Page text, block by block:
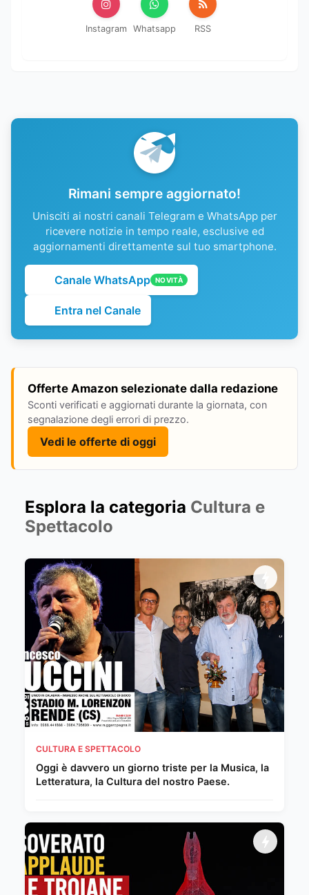
Instagram Whatsapp RSS
Rimani sempre aggiornato!
Unisciti ai nostri canali Telegram e WhatsApp per
ricevere notizie in tempo reale, esclusive ed
aggiornamenti direttamente sul tuo smartphone.
Canale WhatsApp NOVITÀ
Entra nel Canale
Offerte Amazon selezionate dalla redazione
Sconti verificati e aggiornati durante la giornata, con
segnalazione degli errori di prezzo.
Vedi le offerte di oggi
Esplora la categoria Cultura e
Spettacolo
CULTURA E SPETTACOLO
Oggi è davvero un giorno triste per la Musica, la
Letteratura, la Cultura del nostro Paese.